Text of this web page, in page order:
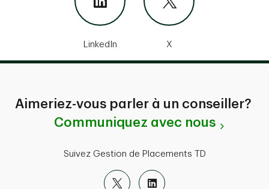
LinkedIn X
Aimeriez-vous parler à un conseiller?
Communiquez avec nous
Suivez Gestion de Placements TD